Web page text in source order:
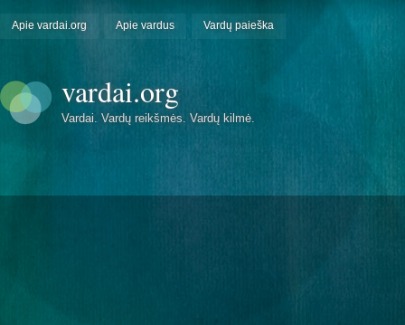
Apie vardai.org Apie vardus Vardų paieška
vardai.org
Vardai. Vardų reikšmės. Vardų kilmė.